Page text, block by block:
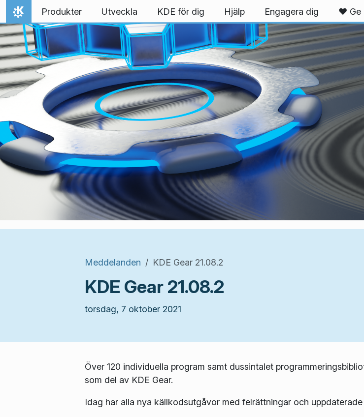
Gå till innehåll
Hem
Produkter Utveckla KDE för dig Hjälp Engagera dig ❤️ Ge
Meddelanden KDE Gear 21.08.2
KDE Gear 21.08.2
torsdag, 7 oktober 2021
Över 120 individuella program samt dussintalet
som del av KDE Gear.
Idag har alla nya källkodsutgåvor med felrättningar och